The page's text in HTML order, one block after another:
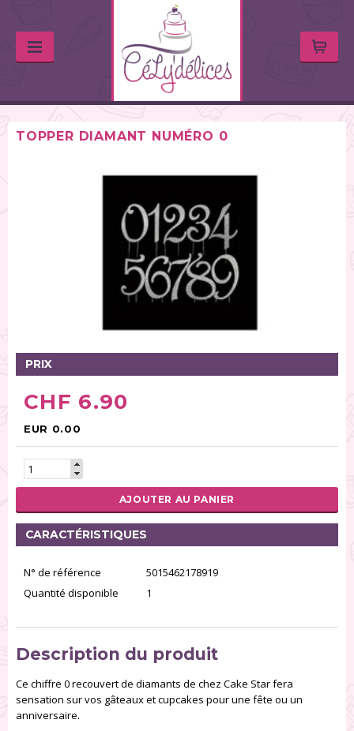
TOPPER DIAMANT NUMÉRO 0
PRIX
CHF 6.90
EUR 0.00
AJOUTER AU PANIER
CARACTÉRISTIQUES
N° de référence
5015462178919
Quantité disponible
1
Description du produit
Ce chiffre 0 recouvert de diamants de chez Cake Star fera
sensation sur vos gâteaux et cupcakes pour une fête ou un
anniversaire.